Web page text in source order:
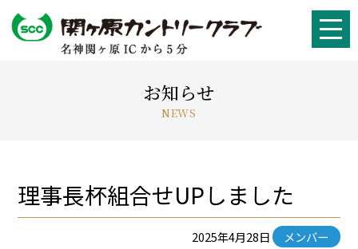
お知らせ
NEWS
理事長杯組合せUPしました
2025年4月28日 メンバー